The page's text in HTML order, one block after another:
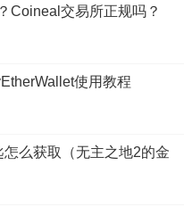
Coineal交易所正规吗？
使用教程
么获取（无主之地2的金